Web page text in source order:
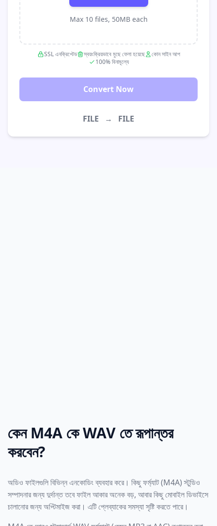
Max 10 files, 50MB each
SSL এনক্রিপ্টেড স্বয়ংক্রিয়ভাবে মুছে ফেলা হয়েছে
কোন সাইন আপ
100% বিনামূল্যে
Convert Now
FILE → FILE
কেন M4A কে WAV তে রূপান্তর
করবেন?
অডিও ফাইলগুলি বিভিন্ন এনকোডিং ব্যবহার করে। কিছু ফর্ম্যাট (M4A) স্টুডিও
সম্পাদনার জন্য দুর্দান্ত তবে ফাইল আকার অনেক বড়, আবার কিছু মোবাইল ডিভাইসে
চালানোর জন্য অপ্টিমাইজ করা। এটি প্লেব্যাকের সমস্যা সৃষ্টি করতে পারে।